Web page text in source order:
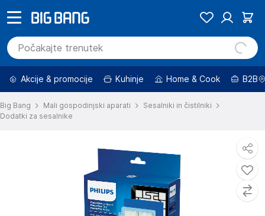
Akcije & promocije Kuhinje Home & Cook B2B
Big Bang Mali gospodinjski aparati
Sesalniki in čistilniki
Dodatki za sesalnike